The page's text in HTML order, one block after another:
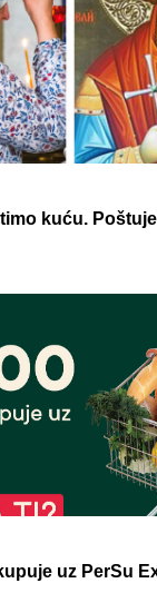
kuću.
uz PerSu